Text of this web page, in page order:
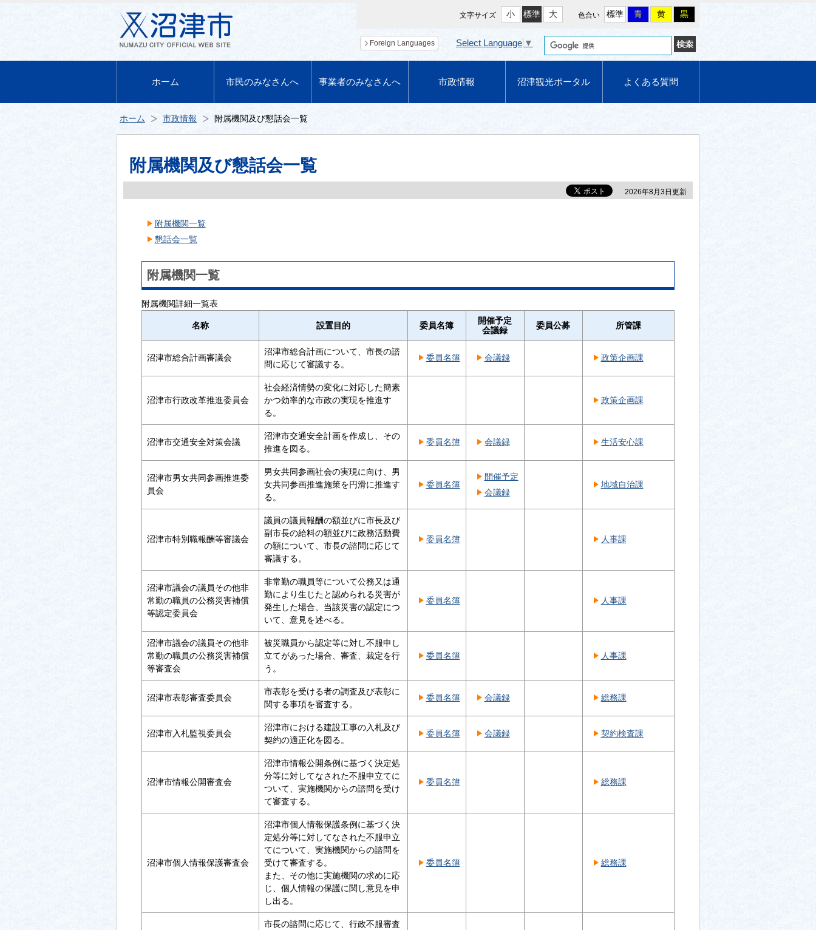
ホーム 市民のみなさんへ 事業者のみなさんへ 市政情報 沼津観光ポータル よくある質問
文字サイズ 小 標準 大 色合い 標準 青 黄 黒
Foreign Languages Select Language ▼
ホーム 市政情報 附属機関及び懇話会一覧
附属機関及び懇話会一覧
2026年8月3日更新
附属機関一覧
懇話会一覧
附属機関一覧
附属機関詳細一覧表
名称 設置目的 委員名簿
開催予定
会議録
委員公募 所管課
沼津市総合計画審議会
沼津市総合計画について、市長の諮
問に応じて審議する。
委員名簿 会議録 政策企画課
沼津市行政改革推進委員会
社会経済情勢の変化に対応した簡素
かつ効率的な市政の実現を推進す
る。
政策企画課
沼津市交通安全対策会議
沼津市交通安全計画を作成し、その
推進を図る。
委員名簿 会議録 生活安心課
沼津市男女共同参画推進委
員会
男女共同参画社会の実現に向け、男
女共同参画推進施策を円滑に推進す
る。
委員名簿
開催予定
会議録
地域自治課
沼津市特別職報酬等審議会
議員の議員報酬の額並びに市長及び
副市長の給料の額並びに政務活動費
の額について、市長の諮問に応じて
審議する。
委員名簿 人事課
沼津市議会の議員その他非
常勤の職員の公務災害補償
等認定委員会
非常勤の職員等について公務又は通
勤により生じたと認められる災害が
発生した場合、当該災害の認定につ
いて、意見を述べる。
委員名簿 人事課
沼津市議会の議員その他非
常勤の職員の公務災害補償
等審査会
被災職員から認定等に対し不服申し
立てがあった場合、審査、裁定を行
う。
委員名簿 人事課
沼津市表彰審査委員会
市表彰を受ける者の調査及び表彰に
関する事項を審査する。
委員名簿 会議録 総務課
沼津市入札監視委員会
沼津市における建設工事の入札及び
契約の適正化を図る。
委員名簿 会議録 契約検査課
沼津市情報公開審査会
沼津市情報公開条例に基づく決定処
分等に対してなされた不服申立てに
ついて、実施機関からの諮問を受け
て審査する。
委員名簿 総務課
沼津市個人情報保護審査会
沼津市個人情報保護条例に基づく決
定処分等に対してなされた不服申立
てについて、実施機関からの諮問を
受けて審査する。
また、その他に実施機関の求めに応
じ、個人情報の保護に関し意見を申
し出る。
委員名簿 総務課
市長の諮問に応じて、行政不服審査